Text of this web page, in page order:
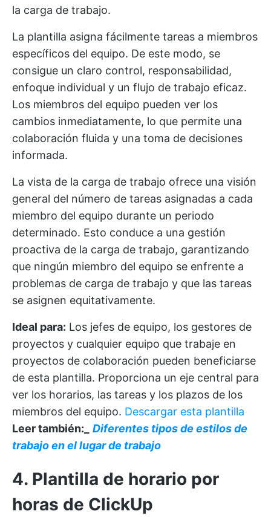
la carga de trabajo.
La plantilla asigna fácilmente tareas a miembros
específicos del equipo. De este modo, se
consigue un claro control, responsabilidad,
enfoque individual y un flujo de trabajo eficaz.
Los miembros del equipo pueden ver los
cambios inmediatamente, lo que permite una
colaboración fluida y una toma de decisiones
informada.
La vista de la carga de trabajo ofrece una visión
general del número de tareas asignadas a cada
miembro del equipo durante un periodo
determinado. Esto conduce a una gestión
proactiva de la carga de trabajo, garantizando
que ningún miembro del equipo se enfrente a
problemas de carga de trabajo y que las tareas
se asignen equitativamente.
Ideal para: Los jefes de equipo, los gestores de
proyectos y cualquier equipo que trabaje en
proyectos de colaboración pueden beneficiarse
de esta plantilla. Proporciona un eje central para
ver los horarios, las tareas y los plazos de los
miembros del equipo. Descargar esta plantilla
Leer también:_
Diferentes tipos de estilos de
trabajo en el lugar de trabajo
4. Plantilla de horario por
horas de ClickUp